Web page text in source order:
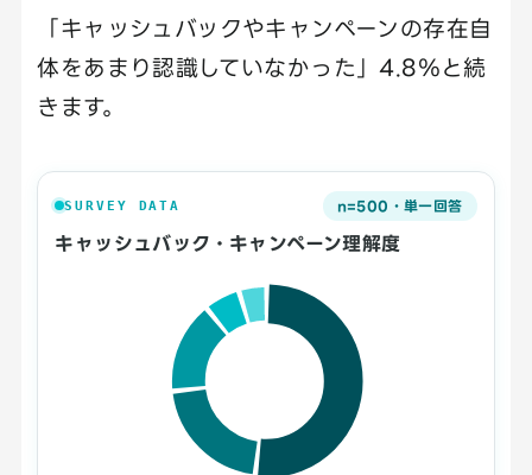
「キャッシュバックやキャンペーンの存在自
体をあまり認識していなかった」4.8％と続
きます。
SURVEY DATA n=500・単一回答
キャッシュバック・キャンペーン理解度